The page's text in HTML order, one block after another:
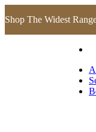
Shop The Widest